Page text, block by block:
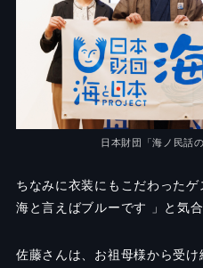
日本財団「海ノ民話
ちなみに衣装にもこだわった
海と言えばブルーです 」と気
佐藤さんは、お祖母様から受